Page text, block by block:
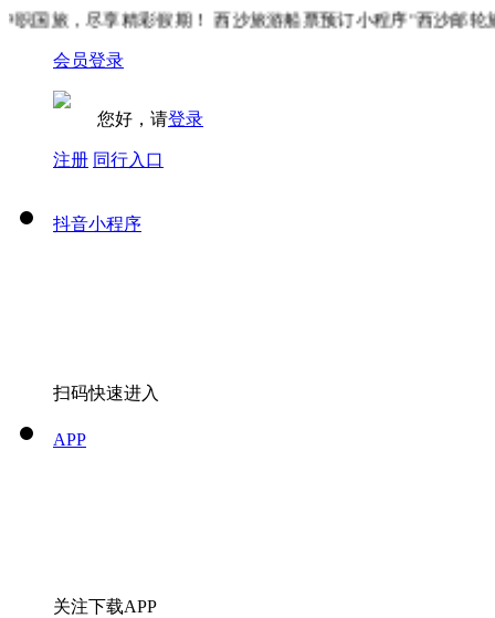
旅，尽享精彩假期！ 西沙旅游船票预订小程序"西沙邮轮旅
会员登录
您好，请登录
注册 同行入口
抖音小程序
扫码快速进入
APP
关注下载APP